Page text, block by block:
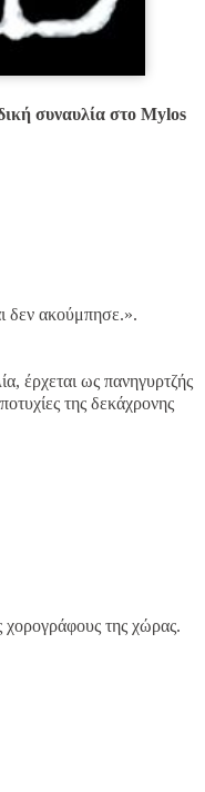
συναυλία στο Mylos
δεν ακούμπησε.».
έρχεται ως πανηγυρτζής
της δεκάχρονης
της χώρας.